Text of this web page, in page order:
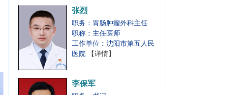
职务：胃肠肿瘤外科主任
职称：主任医师
工作单位：沈阳市第五人民
医院【详情】
职务：书记